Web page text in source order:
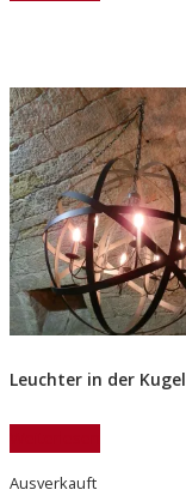
Leuchter in der Kugel
Ausverkauft